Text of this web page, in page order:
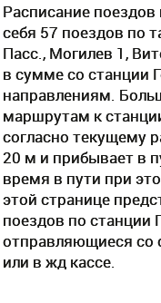
Расписание
себя 57 поездов по
Пасс., Могилев 1,
в сумме со станции
направлениям.
маршрутам к
согласно текущему
20 м и прибывает в
время в пути при
этой странице
поездов по станции
отправляющиеся со
или в жд кассе.